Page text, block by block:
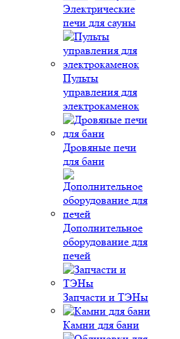
Электрические
печи для сауны
Пульты
управления для
электрокаменок
Дровяные печи
для бани
Дополнительное
оборудование для
печей
Запчасти и ТЭНы
Камни для бани